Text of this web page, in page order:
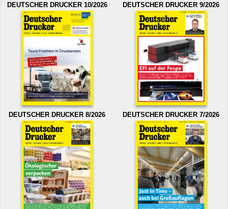
DEUTSCHER DRUCKER 10/2026 DEUTSCHER DRUCKER 9/2026
DEUTSCHER DRUCKER 8/2026 DEUTSCHER DRUCKER 7/2026